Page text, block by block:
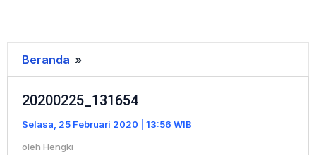
Beranda »
20200225_131654
Selasa, 25 Februari 2020 | 13:56 WIB
oleh Hengki